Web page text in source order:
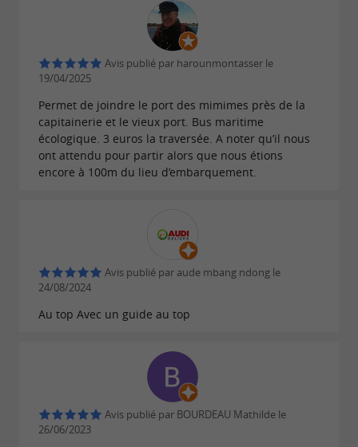
Avis publié par harounmontasser le
19/04/2025
Permet de joindre le port des mimimes près de la
capitainerie et le vieux port. Bus maritime
écologique. 3 euros la traversée. A noter qu’il nous
ont attendu pour partir alors que nous étions
encore à 100m du lieu d’embarquement.
Avis publié par aude mbang ndong le
24/08/2024
Au top Avec un guide au top
Avis publié par BOURDEAU Mathilde le
26/06/2023